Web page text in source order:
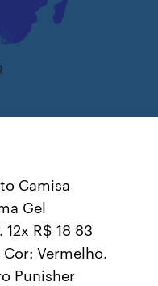
Camisa
Gel
R$ 18 83
Vermelho.
Punisher